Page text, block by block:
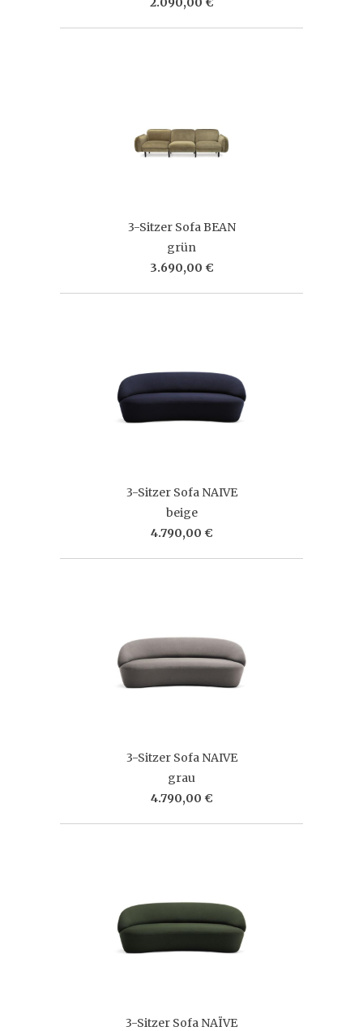
3-Sitzer Sofa BEAN
grün
3.690,00 €
3-Sitzer Sofa NAIVE
beige
4.790,00 €
3-Sitzer Sofa NAIVE
grau
4.790,00 €
3-Sitzer Sofa NAÏVE